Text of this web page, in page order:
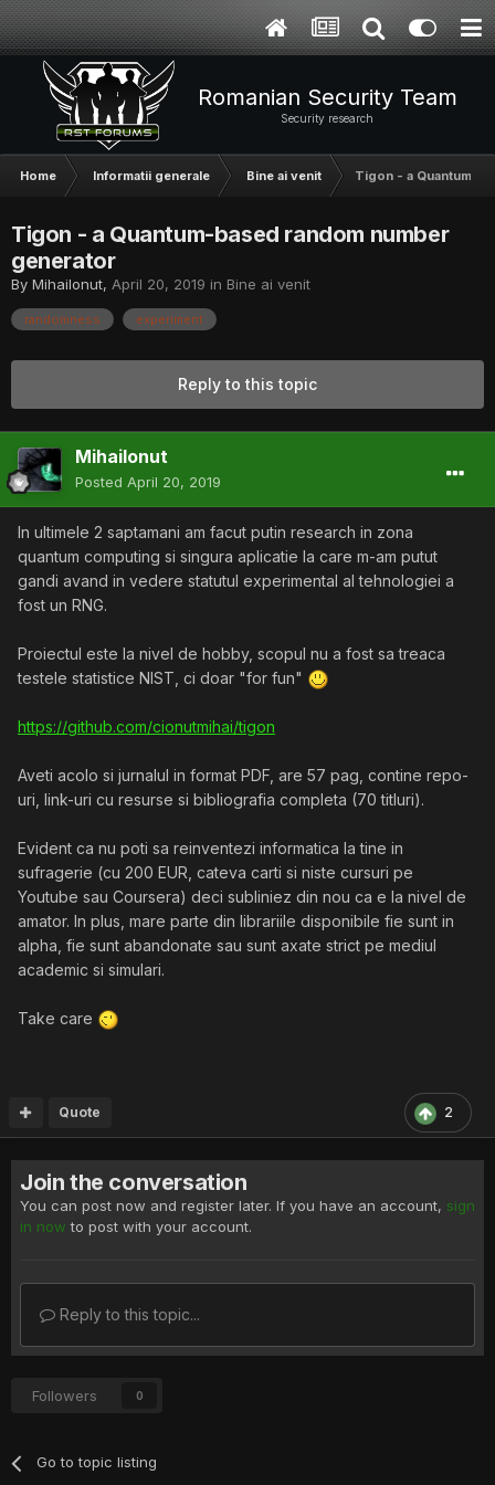
Romanian Security Team
Security research
Home Informatii generale Bine ai venit Tigon - a Quantum-
Tigon - a Quantum-based random number
generator
By MihaiIonut, April 20, 2019 in Bine ai venit
randomness experiment
Reply to this topic
MihaiIonut
Posted April 20, 2019
In ultimele 2 saptamani am facut putin research in zona
quantum computing si singura aplicatie la care m-am putut
gandi avand in vedere statutul experimental al tehnologiei a
fost un RNG.
Proiectul este la nivel de hobby, scopul nu a fost sa treaca
testele statistice NIST, ci doar "for fun"
https://github.com/cionutmihai/tigon
Aveti acolo si jurnalul in format PDF, are 57 pag, contine repo-
uri, link-uri cu resurse si bibliografia completa (70 titluri).
Evident ca nu poti sa reinventezi informatica la tine in
sufragerie (cu 200 EUR, cateva carti si niste cursuri pe
Youtube sau Coursera) deci subliniez din nou ca e la nivel de
amator. In plus, mare parte din librariile disponibile fie sunt in
alpha, fie sunt abandonate sau sunt axate strict pe mediul
academic si simulari.
Take care
2
Quote
Join the conversation
You can post now and register later. If you have an account, sign
in now to post with your account.
Reply to this topic...
Followers 0
Go to topic listing